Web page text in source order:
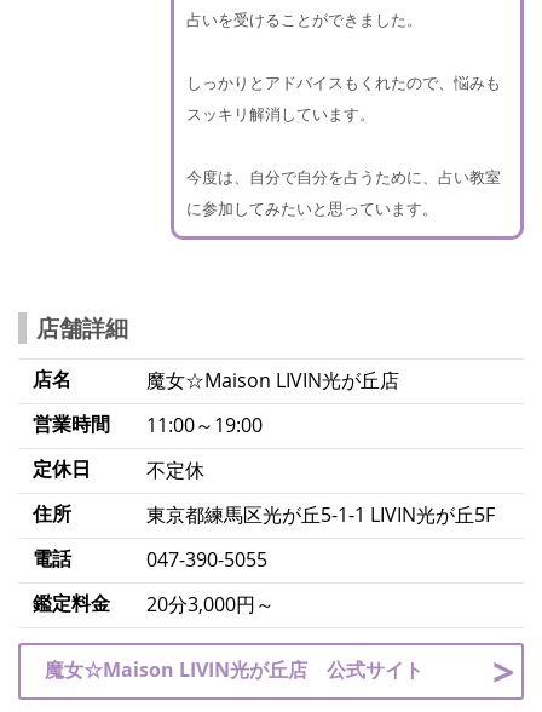
占いを受けることができました。
しっかりとアドバイスもくれたので、悩みも
スッキリ解消しています。
今度は、自分で自分を占うために、占い教室
に参加してみたいと思っています。
店舗詳細
店名
魔女☆Maison LIVIN光が丘店
営業時間
11:00～19:00
定休日
不定休
住所
東京都練馬区光が丘5-1-1 LIVIN光が丘5F
電話
047-390-5055
鑑定料金
20分3,000円～
魔女☆Maison LIVIN光が丘店 公式サイト